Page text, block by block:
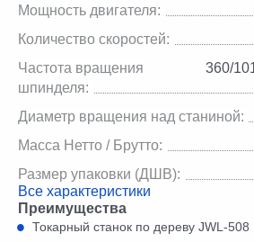
Мощность двигателя:
Количество скоростей:
Частота вращения
шпинделя:
360/
Диаметр вращения над станиной:
Масса Нетто / Брутто:
Размер упаковки (ДШВ):
Все характеристики
Преимущества
Токарный станок по дереву JWL-508